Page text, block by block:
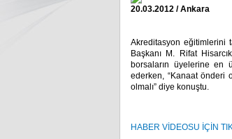
20.03.2012 / Ankara
Akreditasyon eğitimlerini
Başkanı M. Rifat
borsaların üyelerine en
ederken, “Kanaat önderi
olmalı” diye konuştu. ​
HABER VİDEOSU İÇİN